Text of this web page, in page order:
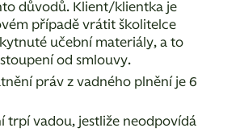
důvodů. Klient/klientka je
případě vrátit školitelce
učební materiály, a to
od smlouvy.
práv z vadného plnění je 6
trpí vadou, jestliže neodpovídá